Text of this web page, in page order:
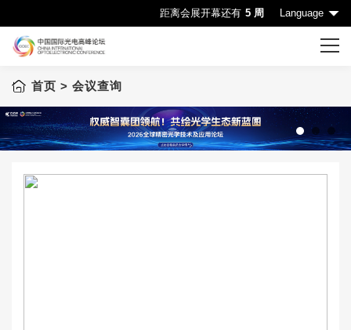
距离会展开幕还有 5 周 Language
首页
CIOE首页
首页 > 会议查询